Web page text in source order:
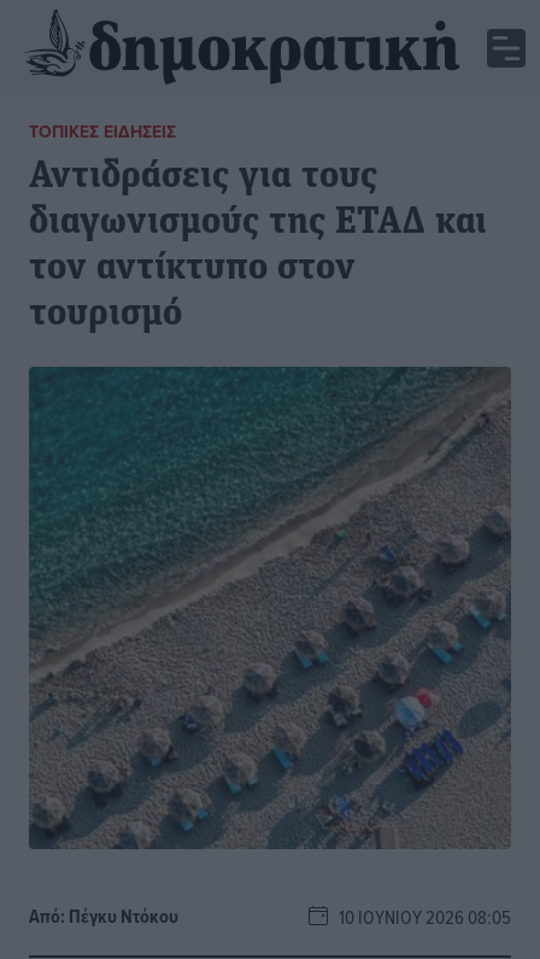
ΤΟΠΙΚΈΣ ΕΙΔΉΣΕΙΣ
Αντιδράσεις για τους
διαγωνισμούς της ΕΤΑΔ και
τον αντίκτυπο στον
τουρισμό
Από: Πέγκυ Ντόκου 10 ΙΟΥΝΊΟΥ 2026 08:05